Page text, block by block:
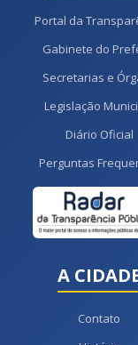
Portal da
Gabinete do
Secretarias e
Legislação
Diário Oficial
Perguntas
A
Contato